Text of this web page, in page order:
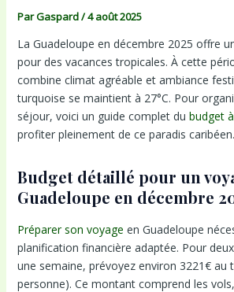
ParGaspard/4 août 2025
La Guadeloupe en décembre 2025 offre
pour des vacances tropicales. À cette
combine climat agréable et ambiance
turquoise se maintient à 27°C. Pour
séjour, voici un guide complet du budget
profiter pleinement de ce paradis caribéen.
Budget détaillé pour un
Guadeloupe en décembre
Préparer son voyage en Guadeloupe
planification financière adaptée. Pour
une semaine, prévoyez environ 3221€ au
personne). Ce montant comprend les